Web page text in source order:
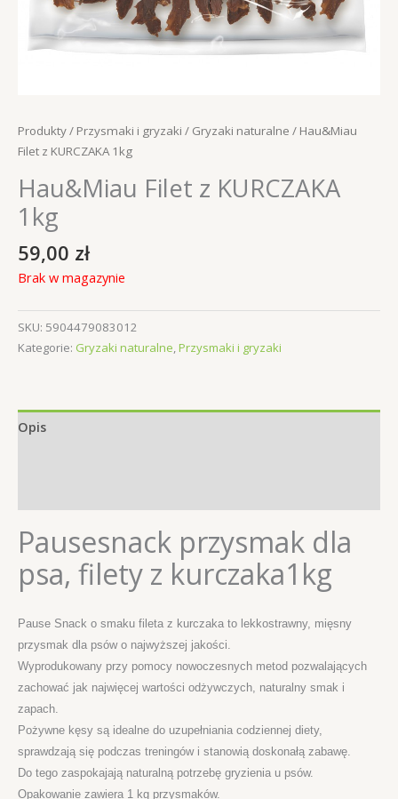
Produkty/ Przysmaki i gryzaki / Gryzaki naturalne / Hau&Miau
Filet z KURCZAKA 1kg
Hau&Miau Filet z KURCZAKA
1kg
59,00 zł
Brak w magazynie
SKU: 5904479083012
Kategorie: Gryzaki naturalne,Przysmaki i gryzaki
Opis
Pausesnack przysmak dla
psa, filety z kurczaka1kg
Pause Snack o smaku fileta z kurczaka to lekkostrawny, mięsny
przysmak dla psów o najwyższej jakości.
Wyprodukowany przy pomocy nowoczesnych metod pozwalających
zachować jak najwięcej wartości odżywczych, naturalny smak i
zapach.
Pożywne kęsy są idealne do uzupełniania codziennej diety,
sprawdzają się podczas treningów i stanowią doskonałą zabawę.
Do tego zaspokajają naturalną potrzebę gryzienia u psów.
Opakowanie zawiera 1 kg przysmaków.